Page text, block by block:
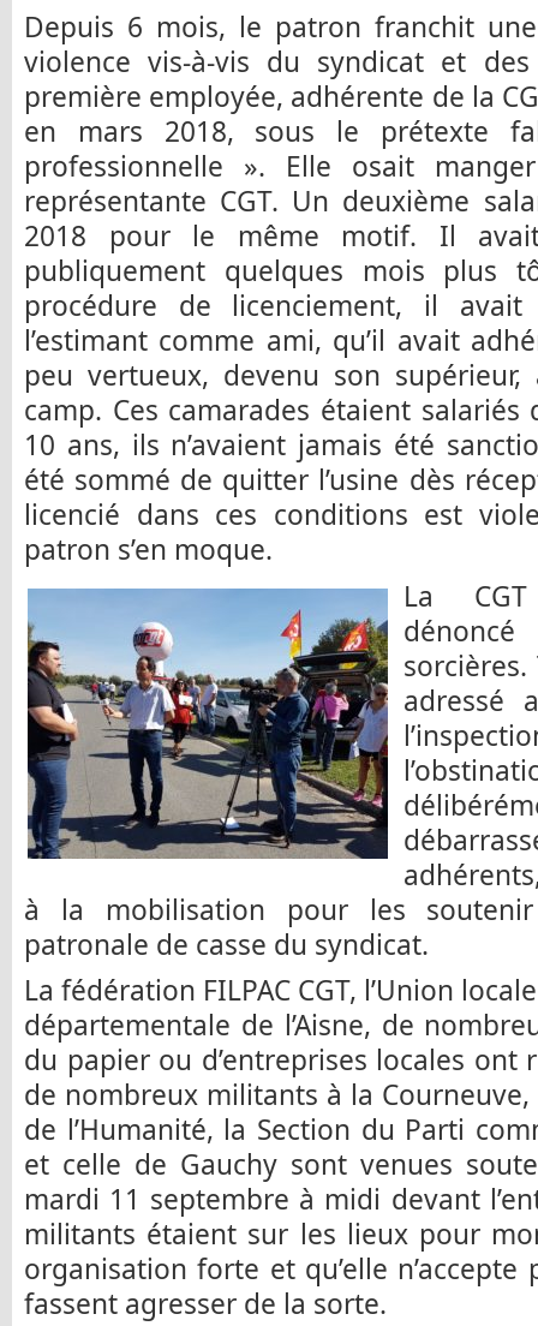
Depuis 6 mois, le patron franchit
violence vis-à-vis du syndicat et
première employée, adhérente de la
en mars 2018, sous le prétexte
professionnelle ». Elle osait
représentante CGT. Un deuxième
2018 pour le même motif. Il
publiquement quelques mois plus
procédure de licenciement, il
l’estimant comme ami, qu’il avait
peu vertueux, devenu son
camp. Ces camarades étaient salariés
10 ans, ils n’avaient jamais été
été sommé de quitter l’usine dès
licencié dans ces conditions est
patron s’en moque.
La
adressé
à la mobilisation pour les
patronale de casse du syndicat.
La fédération FILPAC CGT, l’Union
départementale de l’Aisne, de
du papier ou d’entreprises locales ont
de nombreux militants à la
de l’Humanité, la Section du Parti
et celle de Gauchy sont venues
mardi 11 septembre à midi devant
militants étaient sur les lieux pour
organisation forte et qu’elle
fassent agresser de la sorte.